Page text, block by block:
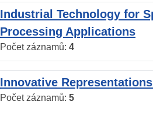
Industrial Technology for
Processing Applications
Počet záznamů: 4
Innovative
Počet záznamů: 5